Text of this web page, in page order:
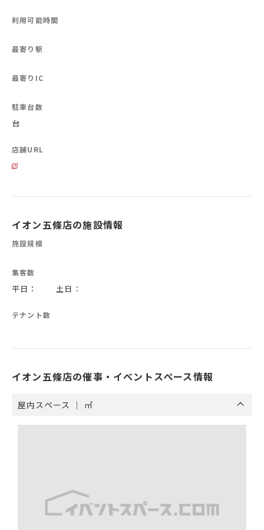
利用可能時間
最寄り駅
最寄りIC
駐車台数
台
店舗URL
イオン五條店の施設情報
施設規模
集客数
平日： 土日：
テナント数
イオン五條店の催事・イベントスペース情報
屋内スペース ｜ ㎡